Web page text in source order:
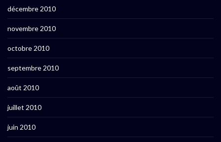
décembre 2010
novembre 2010
octobre 2010
septembre 2010
août 2010
juillet 2010
juin 2010